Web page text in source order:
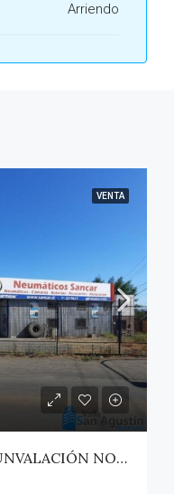
Arriendo
VENTA
LOCAL COMERCIAL CIRCUNVALACIÓN NORTE – TALCA